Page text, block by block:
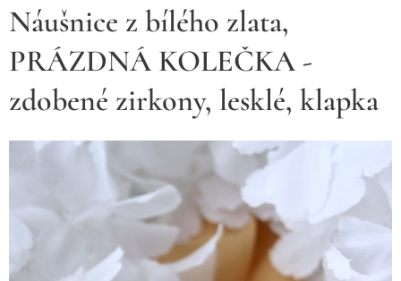
Náušnice z bílého zlata,
PRÁZDNÁ KOLEČKA -
zdobené zirkony, lesklé, klapka